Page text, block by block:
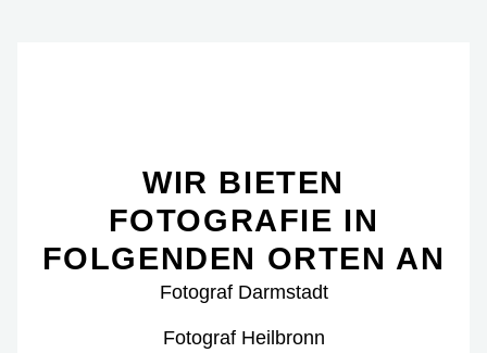
WIR BIETEN
FOTOGRAFIE IN
FOLGENDEN ORTEN AN
Fotograf Darmstadt
Fotograf Heilbronn